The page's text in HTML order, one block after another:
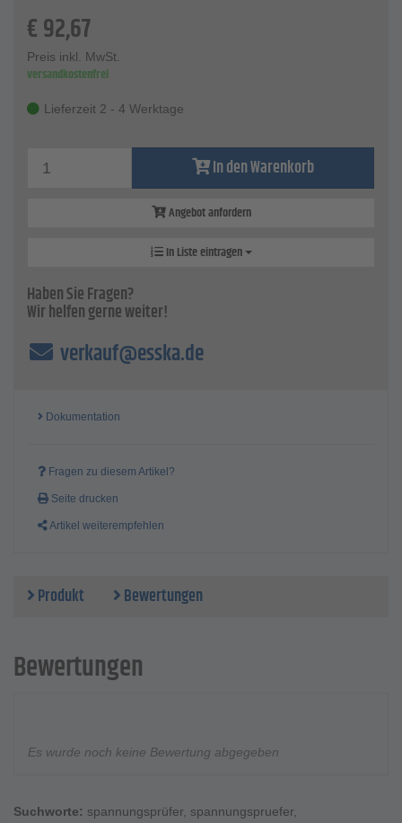
Gehäuse - aus schlag- und bruchfestem Kunststoff
Anzeige - LED
Anzeigenstufen - 6 V bis 400 V
Anzeige - LED
€92,67
Preis inkl. MwSt.
versandkostenfrei
Lieferzeit 2 - 4 Werktage
In den Warenkorb
Angebot anfordern
In Liste eintragen
Haben Sie Fragen?
Wir helfen gerne weiter!
verkauf@esska.de
Dokumentation
Fragen zu diesem Artikel?
Seite drucken
Artikel weiterempfehlen
Produkt Bewertungen
Bewertungen
Es wurde noch keine Bewertung abgegeben
Suchworte: spannungsprüfer, spannungspruefer,